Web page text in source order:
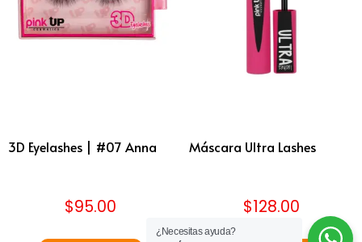
3D Eyelashes | #07 Anna
$95.00
Máscara Ultra Lashes
$128.00
¿Necesitas ayuda?